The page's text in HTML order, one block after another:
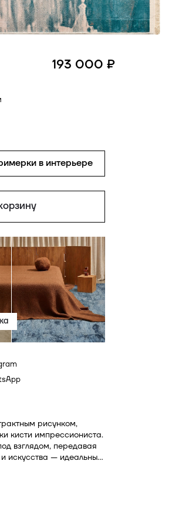
в интерьере
рисунком,
кисти импрессиониста.
взглядом, передавая
искусства — идеальный
интерьера.
193 000 ₽